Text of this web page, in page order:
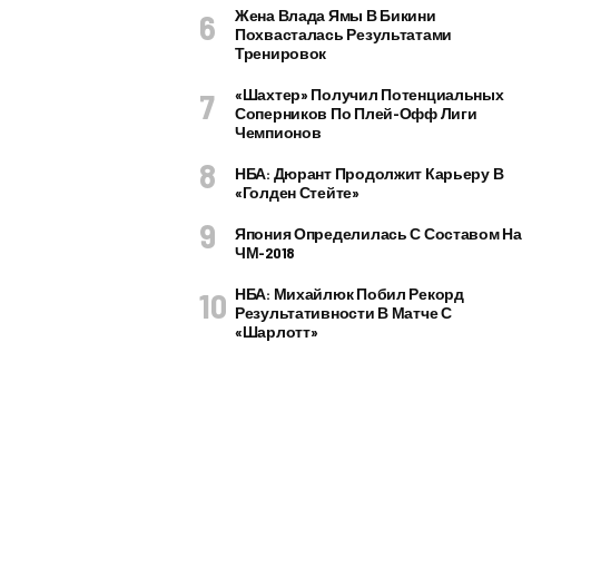
Жена Влада Ямы В Бикини
Похвасталась Результатами
Тренировок
«Шахтер» Получил Потенциальных
Соперников По Плей-Офф Лиги
Чемпионов
НБА: Дюрант Продолжит Карьеру В
«Голден Стейте»
Япония Определилась С Составом На
ЧМ-2018
НБА: Михайлюк Побил Рекорд
Результативности В Матче С
«Шарлотт»